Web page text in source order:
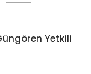
Yetkili